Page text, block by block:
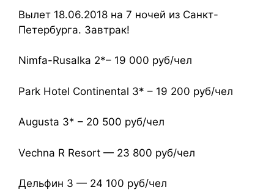
Вылет 18.06.2018 на 7 ночей из Санкт-
Петербурга. Завтрак!
Nimfa-Rusalka 2*– 19 000 руб/чел
Park Hotel Continental 3* – 19 200 руб/чел
Аugusta 3* – 20 500 руб/чел
Vechna R Resort — 23 800 руб/чел
Дельфин 3 — 24 100 руб/чел